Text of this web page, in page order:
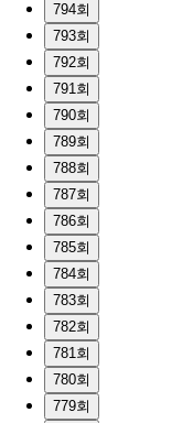
794회
793회
792회
791회
790회
789회
788회
787회
786회
785회
784회
783회
782회
781회
780회
779회